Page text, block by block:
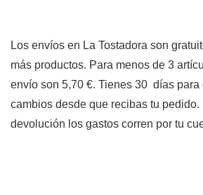
Los envíos en La Tostadora son
más productos. Para menos de 3
envío son 5,70 €. Tienes 30 días
cambios desde que recibas tu pedido.
devolución los gastos corren por tu